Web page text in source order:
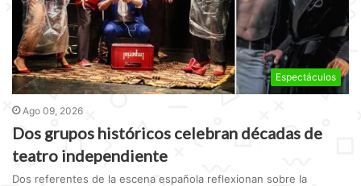
Espectáculos
Ago 09, 2026
Dos grupos históricos celebran décadas de
teatro independiente
Dos referentes de la escena española reflexionan sobre la